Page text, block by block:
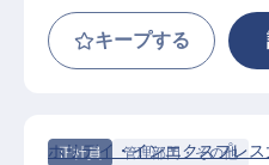
キープする
正社員
管理部門・その他
ホリデイ・インエクスプレ